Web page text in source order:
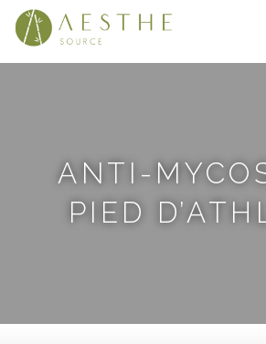
Aller
ANTI-
PIED